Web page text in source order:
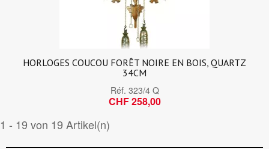
HORLOGES COUCOU FORÊT NOIRE EN BOIS, QUARTZ
34CM
Réf. 323/4 Q
CHF 258,00
1 - 19 von 19 Artikel(n)